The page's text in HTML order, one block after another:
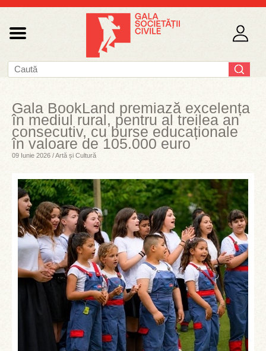
Gala BookLand premiază excelența
în mediul rural, pentru al treilea an
consecutiv, cu burse educaționale
în valoare de 105.000 euro
09 Iunie 2026 / Artă și Cultură